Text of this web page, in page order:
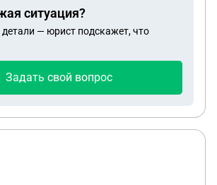
не состою
ситуация?
— юрист подскажет, что
Задать свой вопрос